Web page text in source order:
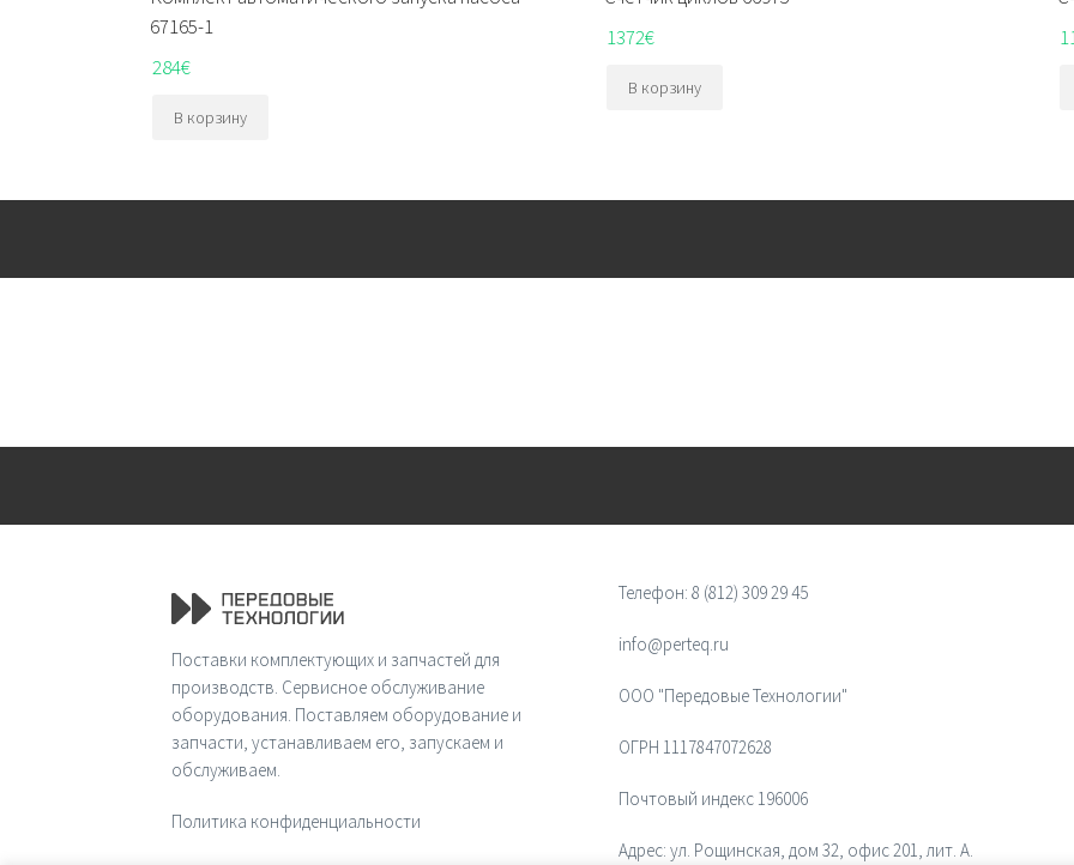
67165-1
284€
В корзину
1372€
В корзину
Поставки комплектующих и запчастей для
производств. Сервисное обслуживание
оборудования. Поставляем оборудование и
запчасти, устанавливаем его, запускаем и
обслуживаем.
Политика конфиденциальности
Телефон: 8 (812) 309 29 45
info@perteq.ru
ООО "Передовые Технологии"
ОГРН 1117847072628
Почтовый индекс 196006
Адрес: ул. Рощинская, дом 32, офис 201, лит. А.